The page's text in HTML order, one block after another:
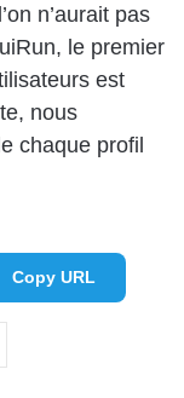
n’aurait pas
le premier
est
nous
chaque profil
Copy URL